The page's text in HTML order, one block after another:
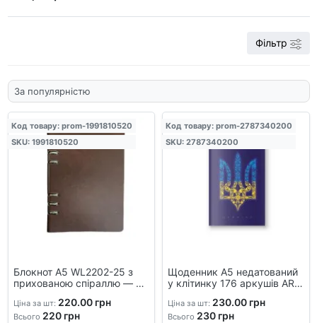
Фільтр
Блокнот А5 WL2202-25 з
прихованою спіраллю — 86
зручний формат
Код товару: prom-1991810520
SKU: 1991810520
Ціна за шт: 220.00 грн
Всього 220грн
Щоденник А5 недатований
у клітинку 176 аркушів ART
офісний, стильний дизайн
Код товару: prom-2787340200
SKU: 2787340200
Ціна за шт: 230.00 грн
Всього 230 грн